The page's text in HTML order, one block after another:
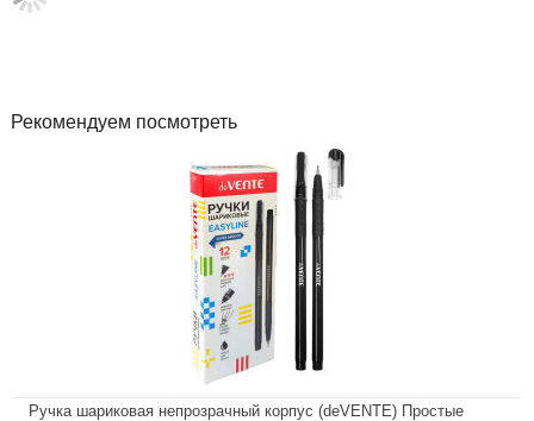
Рекомендуем посмотреть
Ручка шариковая непрозрачный корпус (deVENTE) Простые